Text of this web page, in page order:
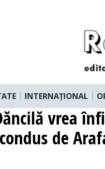
INTERNAȚIONAL
vrea
de